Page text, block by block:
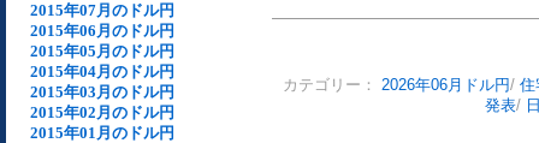
2015年07月のドル円
2015年06月のドル円
2015年05月のドル円
2015年04月のドル円
2015年03月のドル円
2015年02月のドル円
2015年01月のドル円
カテゴリー： 2026年06月ドル円/ 住
発表/